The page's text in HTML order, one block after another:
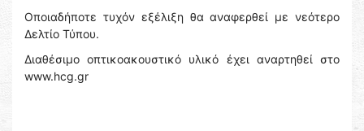
Οποιαδήποτε τυχόν εξέλιξη θα αναφερθεί με νεότερο
Δελτίο Τύπου.
Διαθέσιμο οπτικοακουστικό υλικό έχει αναρτηθεί στο
www.hcg.gr